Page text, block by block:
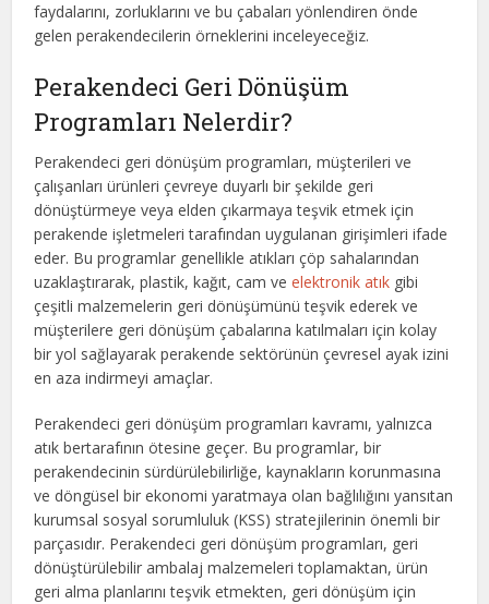
faydalarını, zorluklarını ve bu çabaları yönlendiren önde
gelen perakendecilerin örneklerini inceleyeceğiz.
Perakendeci Geri Dönüşüm
Programları Nelerdir?
Perakendeci geri dönüşüm programları, müşterileri ve
çalışanları ürünleri çevreye duyarlı bir şekilde geri
dönüştürmeye veya elden çıkarmaya teşvik etmek için
perakende işletmeleri tarafından uygulanan girişimleri ifade
eder. Bu programlar genellikle atıkları çöp sahalarından
uzaklaştırarak, plastik, kağıt, cam veelektronik atık gibi
çeşitli malzemelerin geri dönüşümünü teşvik ederek ve
müşterilere geri dönüşüm çabalarına katılmaları için kolay
bir yol sağlayarak perakende sektörünün çevresel ayak izini
en aza indirmeyi amaçlar.
Perakendeci geri dönüşüm programları kavramı, yalnızca
atık bertarafının ötesine geçer. Bu programlar, bir
perakendecinin sürdürülebilirliğe, kaynakların korunmasına
ve döngüsel bir ekonomi yaratmaya olan bağlılığını yansıtan
kurumsal sosyal sorumluluk (KSS) stratejilerinin önemli bir
parçasıdır. Perakendeci geri dönüşüm programları, geri
dönüştürülebilir ambalaj malzemeleri toplamaktan, ürün
geri alma planlarını teşvik etmekten, geri dönüşüm için